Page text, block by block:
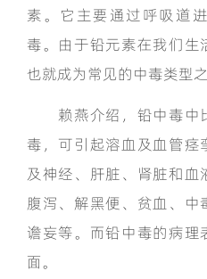
素。它主要通过呼吸道
毒。由于铅元素在我们
也就成为常见的中毒类型之
赖燕介绍，铅中毒中
毒，可引起溶血及血管痉
及神经、肝脏、肾脏和血
腹泻、解黑便、贫血、中
谵妄等。而铅中毒的病
面。